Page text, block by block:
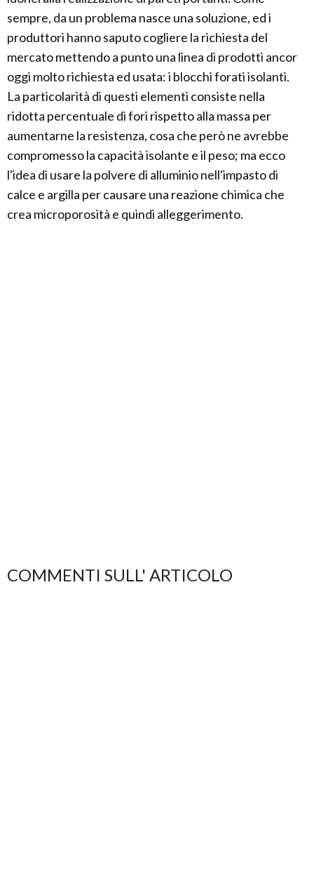
sempre, da un problema nasce una soluzione, ed i
produttori hanno saputo cogliere la richiesta del
mercato mettendo a punto una linea di prodotti ancor
oggi molto richiesta ed usata: i blocchi forati isolanti.
La particolarità di questi elementi consiste nella
ridotta percentuale di fori rispetto alla massa per
aumentarne la resistenza, cosa che però ne avrebbe
compromesso la capacità isolante e il peso; ma ecco
l'idea di usare la polvere di alluminio nell'impasto di
calce e argilla per causare una reazione chimica che
crea microporosità e quindi alleggerimento.
COMMENTI SULL' ARTICOLO